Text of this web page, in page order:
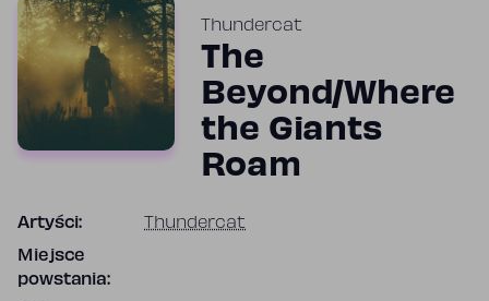
Thundercat
The
Beyond/Where
the Giants
Roam
Artyści: Thundercat
Miejsce
powstania: